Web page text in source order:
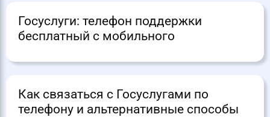
Госуслуги: телефон поддержки
бесплатный с мобильного
Как связаться с Госуслугами по
телефону и альтернативные способы